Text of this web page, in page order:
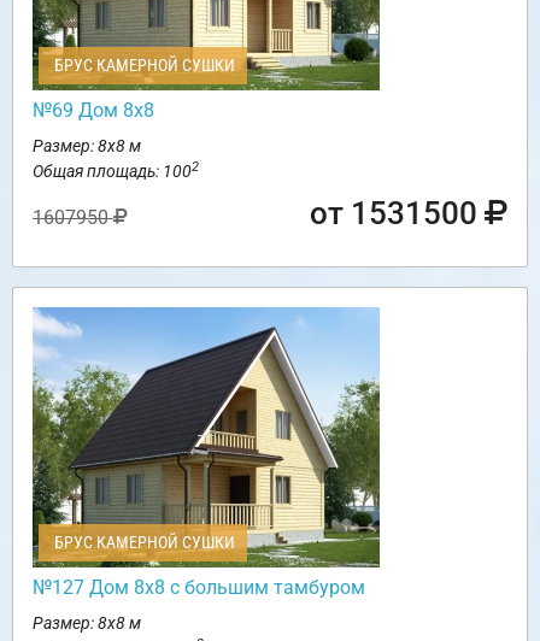
БРУС КАМЕРНОЙ СУШКИ
№69 Дом 8х8
Размер: 8х8 м
Общая площадь: 1002
1607950 от 1531500
БРУС КАМЕРНОЙ СУШКИ
№127 Дом 8х8 с большим тамбуром
Размер: 8х8 м